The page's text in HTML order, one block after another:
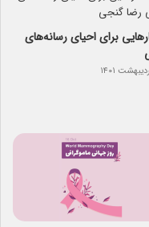
برای احیای رسانه‌های